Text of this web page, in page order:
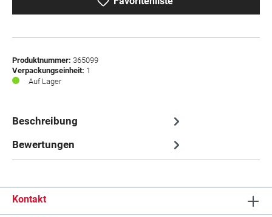
Produktnummer: 365099
Verpackungseinheit: 1
Auf Lager
Beschreibung
Bewertungen
Kontakt